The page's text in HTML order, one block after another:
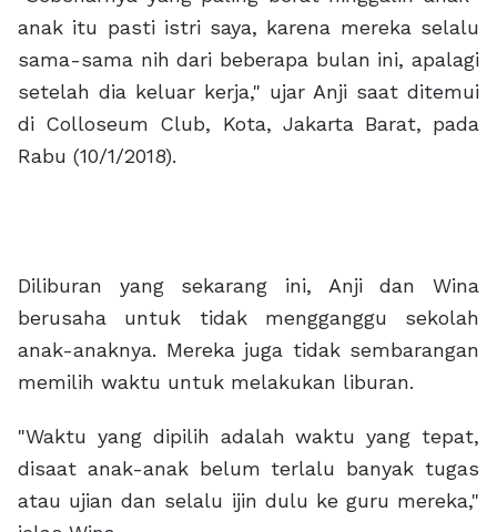
anak itu pasti istri saya, karena mereka selalu
sama-sama nih dari beberapa bulan ini, apalagi
setelah dia keluar kerja," ujar Anji saat ditemui
di Colloseum Club, Kota, Jakarta Barat, pada
Rabu (10/1/2018).
Diliburan yang sekarang ini, Anji dan Wina
berusaha untuk tidak mengganggu sekolah
anak-anaknya. Mereka juga tidak sembarangan
memilih waktu untuk melakukan liburan.
"Waktu yang dipilih adalah waktu yang tepat,
disaat anak-anak belum terlalu banyak tugas
atau ujian dan selalu ijin dulu ke guru mereka,"